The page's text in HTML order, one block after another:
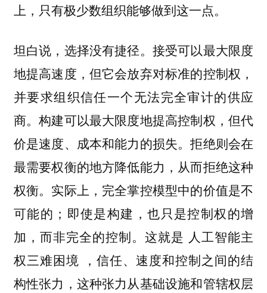
上，只有极少数组织能够做到这一点。
坦白说，选择没有捷径。接受可以最大限度
地提高速度，但它会放弃对标准的控制权，
并要求组织信任一个无法完全审计的供应
商。构建可以最大限度地提高控制权，但代
价是速度、成本和能力的损失。拒绝则会在
最需要权衡的地方降低能力，从而拒绝这种
权衡。实际上，完全掌控模型中的价值是不
可能的；即使是构建，也只是控制权的增
加，而非完全的控制。这就是 人工智能主
权三难困境 ，信任、速度和控制之间的结
构性张力，这种张力从基础设施和管辖权层